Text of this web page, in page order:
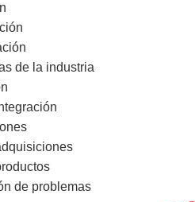
de la industria
de problemas